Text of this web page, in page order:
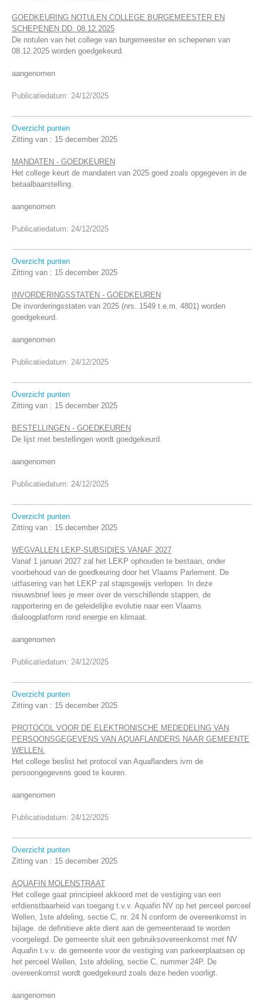
GOEDKEURING NOTULEN COLLEGE BURGEMEESTER EN
SCHEPENEN DD. 08.12.2025
De notulen van het college van burgemeester en schepenen van
08.12.2025 worden goedgekeurd.
aangenomen
Publicatiedatum: 24/12/2025
Overzicht punten
Zitting van : 15 december 2025
MANDATEN - GOEDKEUREN
Het college keurt de mandaten van 2025 goed zoals opgegeven in de
betaalbaarstelling.
aangenomen
Publicatiedatum: 24/12/2025
Overzicht punten
Zitting van : 15 december 2025
INVORDERINGSSTATEN - GOEDKEUREN
De invorderingsstaten van 2025 (nrs. 1549 t.e.m. 4801) worden
goedgekeurd.
aangenomen
Publicatiedatum: 24/12/2025
Overzicht punten
Zitting van : 15 december 2025
BESTELLINGEN - GOEDKEUREN
De lijst met bestellingen wordt goedgekeurd.
aangenomen
Publicatiedatum: 24/12/2025
Overzicht punten
Zitting van : 15 december 2025
WEGVALLEN LEKP-SUBSIDIES VANAF 2027
Vanaf 1 januari 2027 zal het LEKP ophouden te bestaan, onder
voorbehoud van de goedkeuring door het Vlaams Parlement. De
uitfasering van het LEKP zal stapsgewijs verlopen. In deze
nieuwsbrief lees je meer over de verschillende stappen, de
rapportering en de geleidelijke evolutie naar een Vlaams
dialoogplatform rond energie en klimaat.
aangenomen
Publicatiedatum: 24/12/2025
Overzicht punten
Zitting van : 15 december 2025
PROTOCOL VOOR DE ELEKTRONISCHE MEDEDELING VAN
PERSOONSGEGEVENS VAN AQUAFLANDERS NAAR GEMEENTE
WELLEN.
Het college beslist het protocol van Aquaflanders ivm de
persoongegevens goed te keuren.
aangenomen
Publicatiedatum: 24/12/2025
Overzicht punten
Zitting van : 15 december 2025
AQUAFIN MOLENSTRAAT
Het college gaat principieel akkoord met de vestiging van een
erfdienstbaarheid van toegang t.v.v. Aquafin NV op het perceel perceel
Wellen, 1ste afdeling, sectie C, nr. 24 N conform de overeenkomst in
bijlage. de definitieve akte dient aan de gemeenteraad te worden
voorgelegd. De gemeente sluit een gebruiksovereenkomst met NV
Aquafin t.v.v. de gemeente voor de vestiging van parkeerplaatsen op
het perceel Wellen, 1ste afdeling, sectie C, nummer 24P. De
overeenkomst wordt goedgekeurd zoals deze heden voorligt.
aangenomen